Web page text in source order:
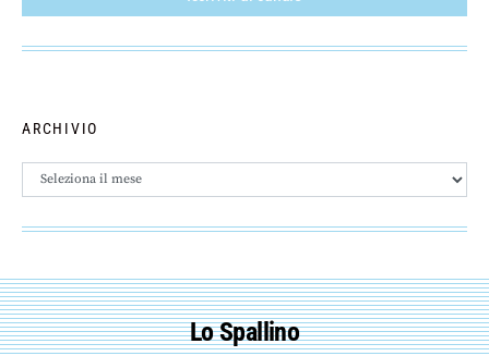
ARCHIVIO
Archivio
Lo Spallino